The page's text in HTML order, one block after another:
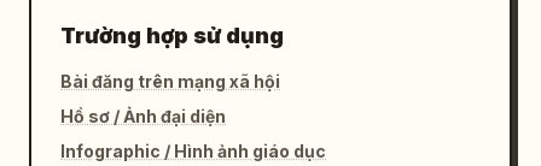
Trường hợp sử dụng
Bài đăng trên mạng xã hội
Hồ sơ / Ảnh đại diện
Infographic / Hình ảnh giáo dục